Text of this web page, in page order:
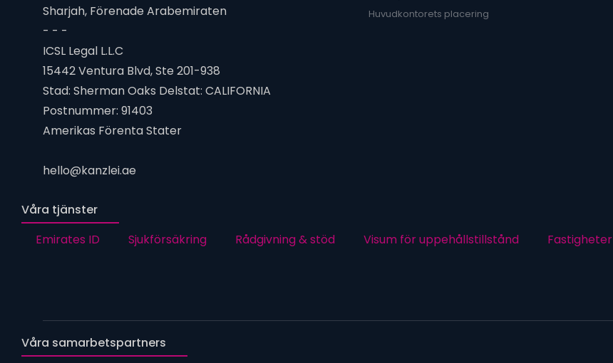
Sharjah, Förenade Arabemiraten
- - -
ICSL Legal L.L.C
15442 Ventura Blvd, Ste 201-938
Stad: Sherman Oaks Delstat: CALIFORNIA
Postnummer: 91403
Amerikas Förenta Stater
hello@kanzlei.ae
Huvudkontorets placering
Våra tjänster
Emirates ID
Sjukförsäkring Rådgivning & stöd Visum för uppehållstillstånd Fastigheter
Våra samarbetspartners